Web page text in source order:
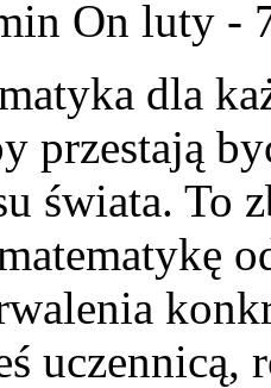
On luty -
dla
przestają
świata. To